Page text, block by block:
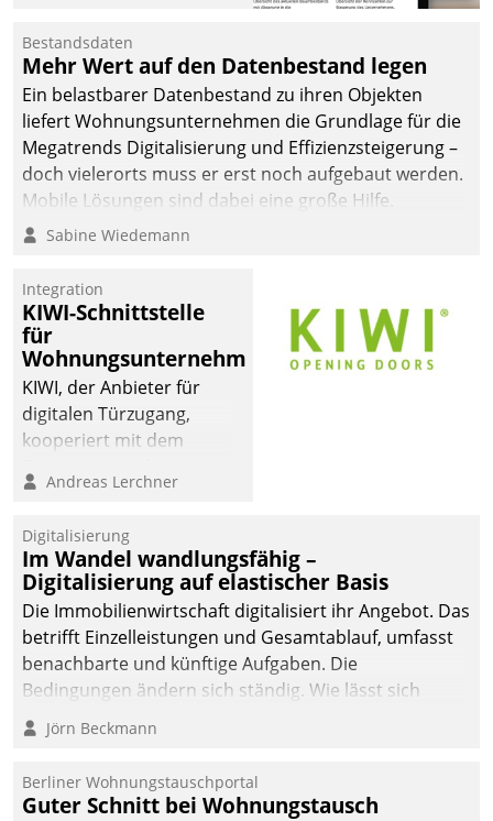
Ressort Kapitalanlage für
künftige Aufgaben und
Herausforderungen
gerüstet.
Bestandsdaten
Mehr Wert auf den Datenbestand legen
Ein belastbarer Datenbestand zu ihren Objekten
liefert Wohnungsunternehmen die Grundlage für die
Megatrends Digitalisierung und Effizienzsteigerung –
doch vielerorts muss er erst noch aufgebaut werden.
Mobile Lösungen sind dabei eine große Hilfe.
Sabine Wiedemann
Integration
KIWI-Schnittstelle
für
Wohnungsunternehmen
KIWI, der Anbieter für
digitalen Türzugang,
kooperiert mit dem
Softwareentwicklungshaus
Andreas Lerchner
Digitalisierung
Im Wandel wandlungsfähig –
Digitalisierung auf elastischer Basis
Die Immobilienwirtschaft digitalisiert ihr Angebot. Das
betrifft Einzelleistungen und Gesamtablauf, umfasst
benachbarte und künftige Aufgaben. Die
Bedingungen ändern sich ständig. Wie lässt sich
technisch die Kontrolle wahren und zugleich Freiraum
fürs Wachsen öffnen?
Jörn Beckmann
Berliner Wohnungstauschportal
Guter Schnitt bei Wohnungstausch